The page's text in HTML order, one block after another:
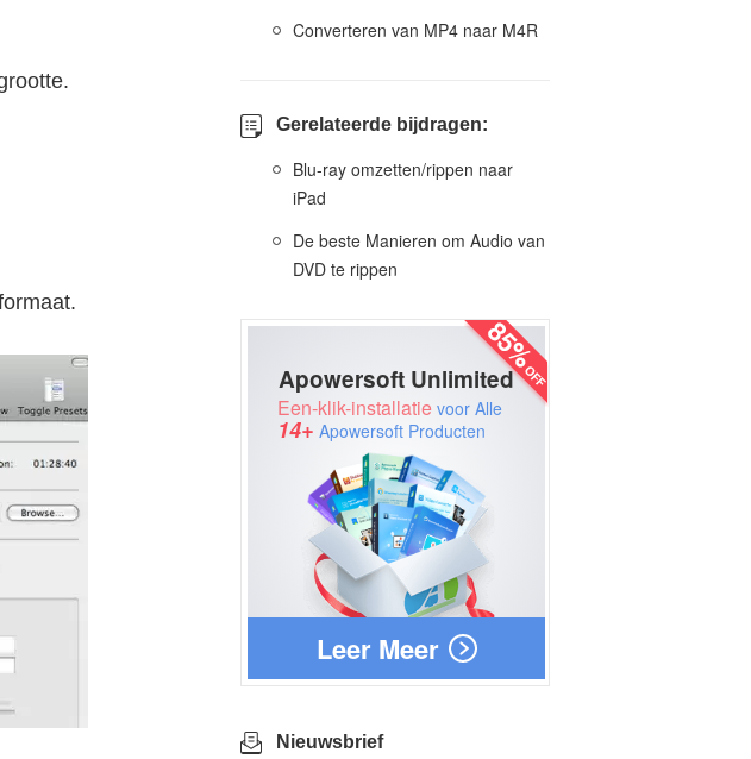
Converteren van MP4 naar M4R
Gerelateerde bijdragen:
Blu-ray omzetten/rippen naar
iPad
De beste Manieren om Audio van
DVD te rippen
Leer Meer
Apowersoft Unlimited
Een-klik-installatie voor Alle
14+ Apowersoft Producten
Nieuwsbrief